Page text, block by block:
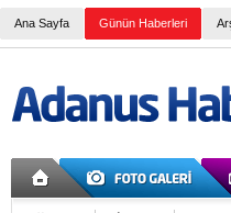
Ana Sayfa Günün Haberleri